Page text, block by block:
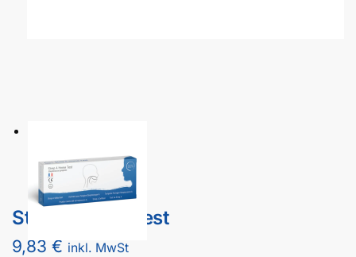
Strep A Selbsttest
9,83 € inkl. MwSt